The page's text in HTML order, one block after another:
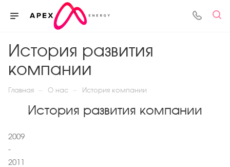
История развития
компании
Главная — О нас — История компании
История развития компании
2009
-
2011